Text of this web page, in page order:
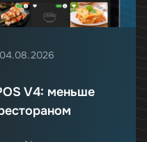
04.08.2026
V4: меньше